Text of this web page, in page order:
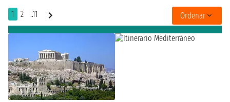
1 2 ..11 Ordenar